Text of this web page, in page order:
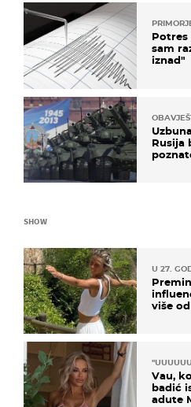
Potres
sam
iznad"
Rusija
SHOW
U 27.
više
Vau,
badić
adute